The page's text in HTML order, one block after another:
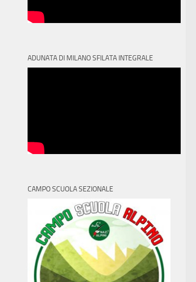
ADUNATA DI MILANO SFILATA INTEGRALE
CAMPO SCUOLA SEZIONALE